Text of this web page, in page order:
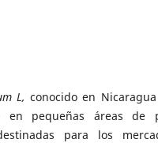
L, conocido en
en pequeñas áreas de
para los